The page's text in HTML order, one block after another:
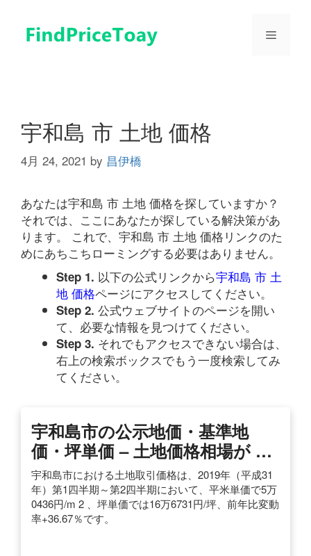
メ
宇和島 市 土地 価格
4月 24, 2021 by 昌伊橋
あなたは宇和島 市 土地 価格を探していますか？
それでは、ここにあなたが探している解決策があ
ります。 これで、宇和島 市 土地 価格リンクのた
めにあちこちローミングする必要はありません。
Step 1. 以下の公式リンクから宇和島 市 土
地 価格ページにアクセスしてください。
Step 2. 公式ウェブサイトのページを開い
て、必要な情報を見つけてください。
Step 3. それでもアクセスできない場合は、
右上の検索ボックスでもう一度検索してみ
てください。
宇和島市の公示地価・基準地
価・坪単価 – 土地価格相場が …
宇和島市における土地取引価格は、2019年（平成31
年）第1四半期～第2四半期において、平米単価で5万
0436円/m 2 、坪単価では16万6731円/坪、前年比変動
率+36.67％です。